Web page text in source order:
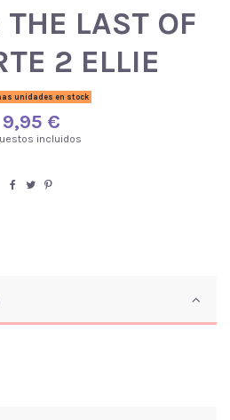
THE LAST OF
2 ELLIE
unidades en stock
9,95 €
incluidos